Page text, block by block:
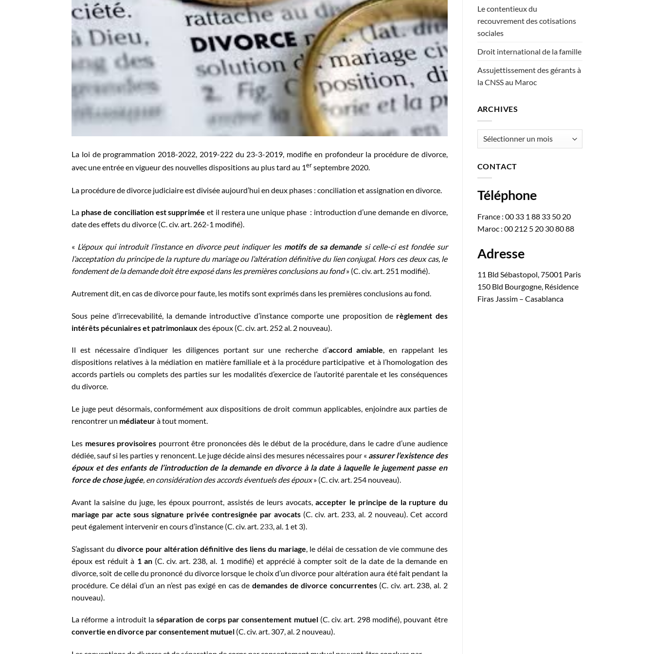
La loi de programmation 2018-2022, 2019-222 du 23-3-2019, modifie en profondeur la procédure de divorce,
avec une entrée en vigueur des nouvelles dispositions au plus tard au 1erseptembre 2020.
La procédure de divorce judiciaire est divisée aujourd’hui en deux phases : conciliation et assignation en divorce.
La phase de conciliation est supprimée et il restera une unique phase : introduction d’une demande en divorce,
date des effets du divorce (C. civ. art. 262-1 modifié).
« L’époux qui introduit l’instance en divorce peut indiquer les motifs de sa demandesi celle-ci est fondée sur
l’acceptation du principe de la rupture du mariage ou l’altération définitive du lien conjugal. Hors ces deux cas, le
fondement de la demande doit être exposé dans les premières conclusions au fond» (C. civ. art. 251 modifié).
Autrement dit, en cas de divorce pour faute, les motifs sont exprimés dans les premières conclusions au fond.
Sous peine d’irrecevabilité, la demande introductive d’instance comporte une proposition derèglement des
intérêts pécuniaires et patrimoniaux des époux (C. civ. art. 252 al. 2 nouveau).
Il est nécessaire d’indiquer les diligences portant sur une recherche d’accord amiable, en rappelant les
dispositions relatives à la médiation en matière familiale et à la procédure participative et à l’homologation des
accords partiels ou complets des parties sur les modalités d’exercice de l’autorité parentale et les conséquences
du divorce.
Le juge peut désormais, conformément aux dispositions de droit commun applicables, enjoindre aux parties de
rencontrer un médiateurà tout moment.
Les mesures provisoires pourront être prononcées dès le début de la procédure, dans le cadre d’une audience
dédiée, sauf si les parties y renoncent. Le juge décide ainsi des mesures nécessaires pour « assurer l’existence des
époux et des enfants de l’introduction de la demande en divorce à la date à laquelle le jugement passe en
force de chose jugée, en considération des accords éventuels des époux» (C. civ. art. 254 nouveau).
Avant la saisine du juge, les époux pourront, assistés de leurs avocats,accepter le principe de la rupture du
mariage par acte sous signature privée contresignée par avocats (C. civ. art. 233, al. 2 nouveau). Cet accord
peut également intervenir en cours d’instance (C. civ. art. 233, al. 1 et 3).
S’agissant du divorce pour altération définitive des liens du mariage , le délai de cessation de vie commune des
époux est réduit à 1 an (C. civ. art. 238, al. 1 modifié) et apprécié à compter soit de la date de la demande en
divorce, soit de celle du prononcé du divorce lorsque le choix d’un divorce pour altération aura été fait pendant la
procédure. Ce délai d’un an n’est pas exigé en cas de demandes de divorce concurrentes(C. civ. art. 238, al. 2
nouveau).
La réforme a introduit laséparation de corps par consentement mutuel(C. civ. art. 298 modifié), pouvant être
convertie en divorce par consentement mutuel (C. civ. art. 307, al. 2 nouveau).
Le contentieux du
recouvrement des cotisations
sociales
Droit international de la famille
Assujettissement des gérants à
la CNSS au Maroc
ARCHIVES
Archives
CONTACT
Téléphone
France : 00 33 1 88 33 50 20
Maroc : 00 212 5 20 30 80 88
Adresse
11 Bld Sébastopol, 75001 Paris
150 Bld Bourgogne, Résidence
Firas Jassim – Casablanca